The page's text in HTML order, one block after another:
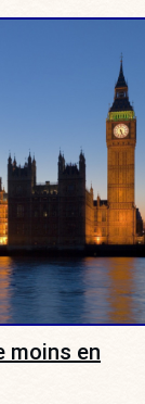
moins en